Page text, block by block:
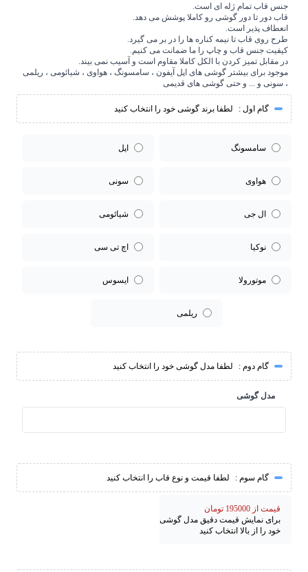
جنس قاب تمام ژله ای است.
قاب دور تا دور گوشی رو کاملا پوشش می دهد.
انعطاف پذیر است.
طرح روی قاب تا نیمه کناره ها را در بر می گیرد.
کیفیت جنس قاب و چاپ را ما ضمانت می کنیم.
در مقابل تمیز کردن با الکل کاملا مقاوم است و آسیب نمی بیند.
موجود برای بیشتر گوشی های اپل آیفون ، سامسونگ ، هواوی ، شیائومی ، ریلمی
، سونی و ... و حتی گوشی های قدیمی
گام اول : لطفا برند گوشی خود را انتخاب کنید
سامسونگ اپل
هواوی سونی
ال جی شیائومی
نوکیا اچ تی سی
موتورولا ایسوس
ریلمی
گام دوم : لطفا مدل گوشی خود را انتخاب کنید
مدل گوشی
گام سوم : لطفا قیمت و نوع قاب را انتخاب کنید
قیمت از 195000 تومان
برای نمایش قیمت دقیق مدل گوشی
خود را از بالا انتخاب کنید